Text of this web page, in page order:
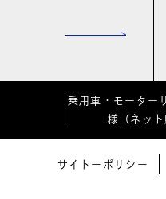
乗用車・モーター
様（ネット
サイトーポリシー